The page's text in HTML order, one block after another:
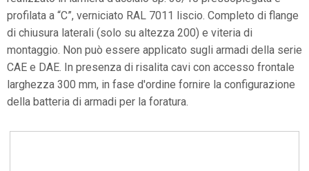
profilata a “C”, verniciato RAL 7011 liscio. Completo di flange
di chiusura laterali (solo su altezza 200) e viteria di
montaggio. Non può essere applicato sugli armadi della serie
CAE e DAE. In presenza di risalita cavi con accesso frontale
larghezza 300 mm, in fase d'ordine fornire la configurazione
della batteria di armadi per la foratura.